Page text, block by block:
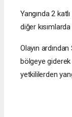
Yangında 2
diğer
Olayın
bölgeye
yetkililerden